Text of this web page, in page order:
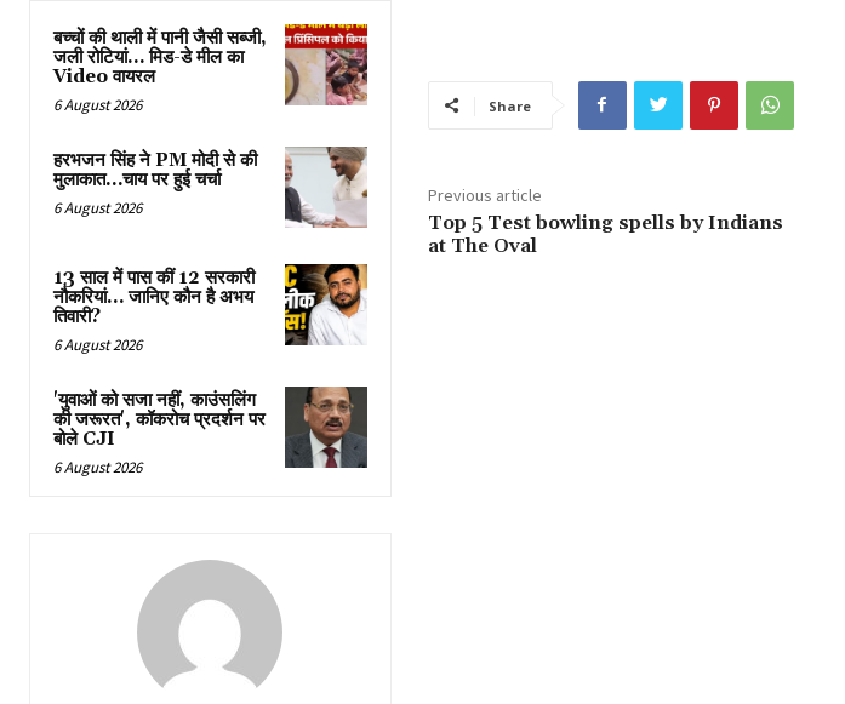
बच्चों की थाली में पानी जैसी सब्जी,
जली रोटियां… मिड-डे मील का
Video वायरल
6 August 2026
हरभजन सिंह ने PM मोदी से की
मुलाकात…चाय पर हुई चर्चा
6 August 2026
13 साल में पास कीं 12 सरकारी
नौकरियां… जान‍िए कौन है अभय
तिवारी?
6 August 2026
'युवाओं को सजा नहीं, काउंसलिंग
की जरूरत', कॉकरोच प्रदर्शन पर
बोले CJI
6 August 2026
Share
Previous article
Top 5 Test bowling spells by Indians
at The Oval